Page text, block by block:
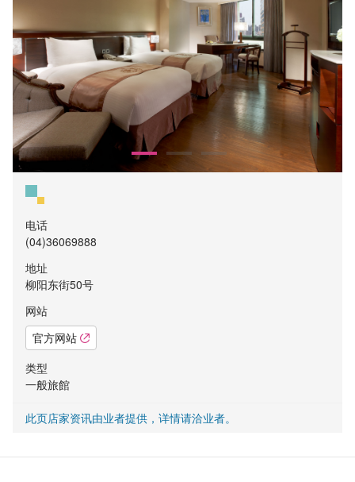
电话
(04)36069888
地址
柳阳东街50号
网站
官方网站
类型
一般旅館
此页店家资讯由业者提供，详情请洽业者。